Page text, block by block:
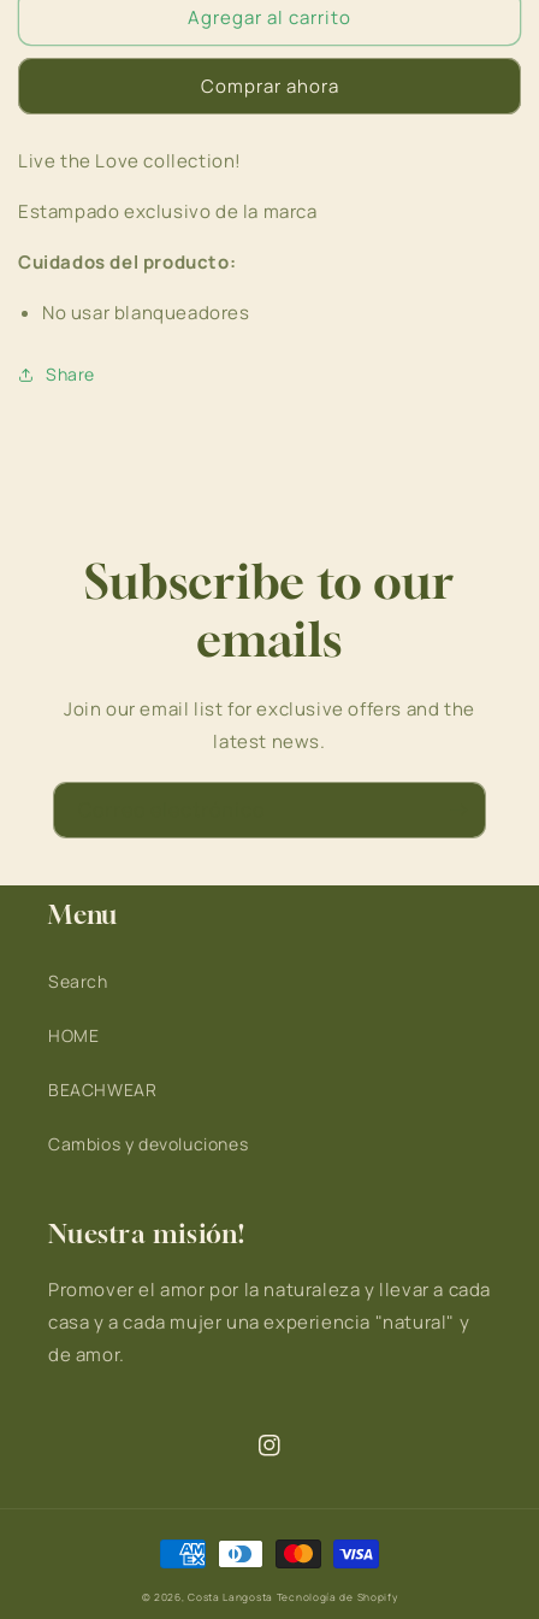
Nudo
Bottom
Nudo
Agregar al carrito
Comprar ahora
Live the Love collection!
Estampado exclusivo de la marca
Cuidados del producto:
No usar blanqueadores
Share
Subscribe to our
emails
Join our email list for exclusive offers and the
latest news.
Menu
Search
HOME
BEACHWEAR
Cambios y devoluciones
Nuestra misión!
Promover el amor por la naturaleza y llevar a cada
casa y a cada mujer una experiencia "natural" y
de amor.
Instagram
Formas
de
pago
© 2026,Costa Langosta Tecnología de Shopify